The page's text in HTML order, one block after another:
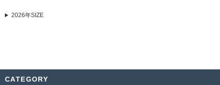
2026年SIZE
CATEGORY